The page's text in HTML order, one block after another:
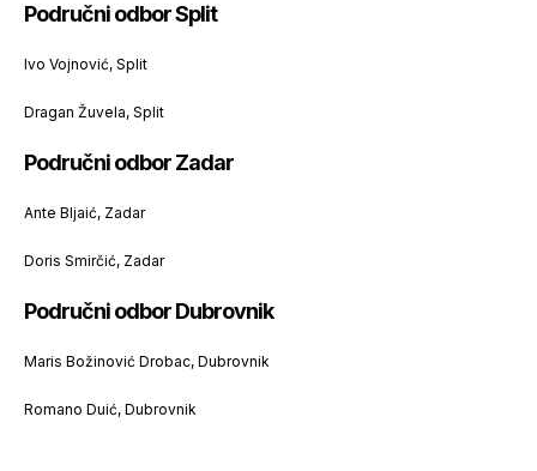
Područni odbor Split
Ivo Vojnović, Split
Dragan Žuvela, Split
Područni odbor Zadar
Ante Bljaić, Zadar
Doris Smirčić, Zadar
Područni odbor Dubrovnik
Maris Božinović Drobac, Dubrovnik
Romano Duić, Dubrovnik